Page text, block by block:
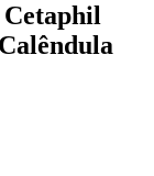
Cetaphil